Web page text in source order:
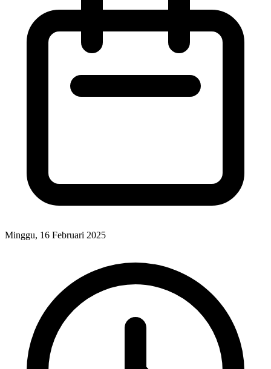
Minggu, 16 Februari 2025